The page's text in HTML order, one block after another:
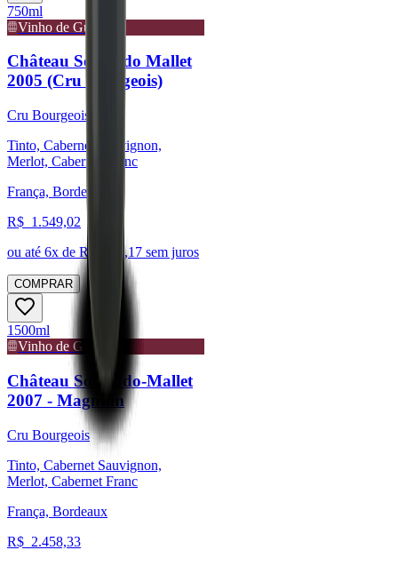
750ml
Vinho de Guarda
Château Sociando Mallet
2005 (Cru bourgeois)
Cru Bourgeois
Tinto, Cabernet Sauvignon,
Merlot, Cabernet Franc
França, Bordeaux
R$ 1.549,02
ou até 6x de R$ 258,17 sem juros
COMPRAR
1500ml
Vinho de Guarda
Château Sociando-Mallet
2007 - Magnum
Cru Bourgeois
Tinto, Cabernet Sauvignon,
Merlot, Cabernet Franc
França, Bordeaux
R$ 2.458,33